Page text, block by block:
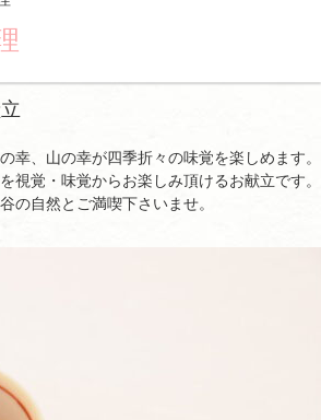
幸、山の幸が四季折々の味覚を楽しめます。
視覚・味覚からお楽しみ頂けるお献立です。
の自然とご満喫下さいませ。